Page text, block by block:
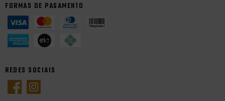
FORMAS DE PAGAMENTO
REDES SOCIAIS